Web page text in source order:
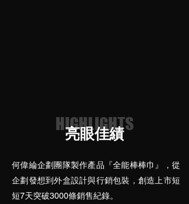
HIGHLIGHTS
亮眼佳績
何偉綸企劃團隊製作產品 『全能棒棒巾』
，從
企劃發想到外盒設計與行銷包裝，創造上市短
短7天突破3000條銷售紀錄。